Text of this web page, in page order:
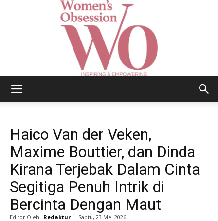
Obsession
|
Haico Van der Veken,
Maxime Bouttier, dan Dinda
Kirana Terjebak Dalam Cinta
Segitiga Penuh Intrik di
Bercinta Dengan Maut
Editor Oleh: Redaktur - Sabtu, 23 Mei 2026